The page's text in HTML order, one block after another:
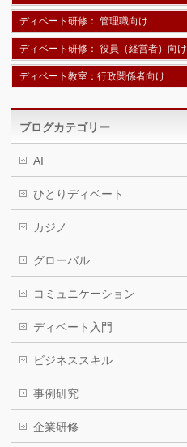
ディベート研修： 管理職向け
ディベート研修： 役員（経営者）向け
ディベート教室：行政関係者向け
ブログカテゴリー
AI
ひとりディベート
カジノ
グローバル
コミュニケーション
ディベート入門
ビジネススキル
事例研究
企業研修